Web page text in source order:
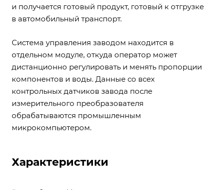
и получается готовый продукт, готовый к отгрузке
в автомобильный транспорт.
Система управления заводом находится в
отдельном модуле, откуда оператор может
дистанционно регулировать и менять пропорции
компонентов и воды. Данные со всех
контрольных датчиков завода после
измерительного преобразователя
обрабатываются промышленным
микрокомпьютером.
Характеристики